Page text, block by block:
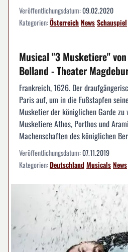
Veröffentlichungsdatum:09.02.2020
Kategorien:ÖsterreichNewsSchauspiel
Musical "3 Musketiere"
Bolland - Theater
Frankreich, 1626. Der
Paris auf, um in die Fußstapfen
Musketier der königlichen Garde zu
Musketiere Athos, Porthos und
Machenschaften des königlichen
Veröffentlichungsdatum:07.11.2019
Kategorien:DeutschlandMusicalsNews